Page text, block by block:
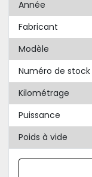
Année
Fabricant
Modèle
Numéro de stock
Kilométrage
Puissance
Poids à vide